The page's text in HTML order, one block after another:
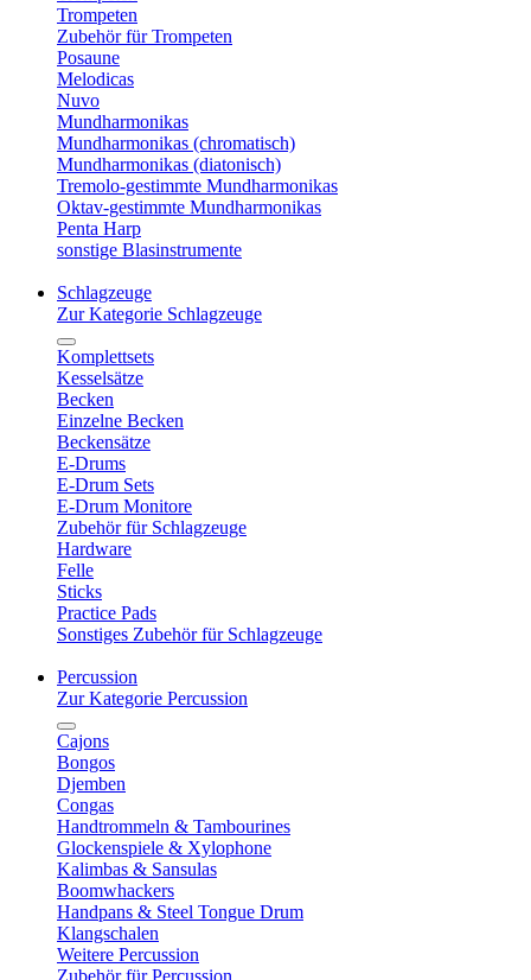
Trompeten
Zubehör für Trompeten
Posaune
Melodicas
Nuvo
Mundharmonikas
Mundharmonikas (chromatisch)
Mundharmonikas (diatonisch)
Tremolo-gestimmte Mundharmonikas
Oktav-gestimmte Mundharmonikas
Penta Harp
sonstige Blasinstrumente
Schlagzeuge
Zur Kategorie Schlagzeuge
Komplettsets
Kesselsätze
Becken
Einzelne Becken
Beckensätze
E-Drums
E-Drum Sets
E-Drum Monitore
Zubehör für Schlagzeuge
Hardware
Felle
Sticks
Practice Pads
Sonstiges Zubehör für Schlagzeuge
Percussion
Zur Kategorie Percussion
Cajons
Bongos
Djemben
Congas
Handtrommeln & Tambourines
Glockenspiele & Xylophone
Kalimbas & Sansulas
Boomwhackers
Handpans & Steel Tongue Drum
Klangschalen
Weitere Percussion
Zubehör für Percussion